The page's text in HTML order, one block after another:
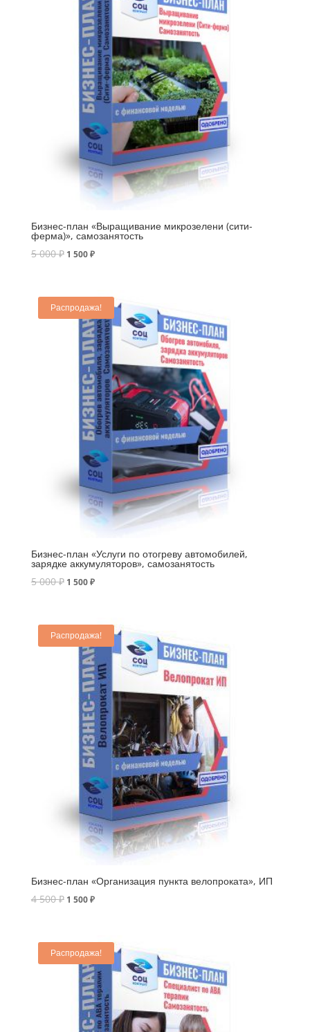
Бизнес-план «Выращивание микрозелени (сити-
ферма)», самозанятость
5 000₽ 1 500₽
Распродажа!
Бизнес-план «Услуги по отогреву автомобилей,
зарядке аккумуляторов», самозанятость
5 000₽ 1 500₽
Распродажа!
Бизнес-план «Организация пункта велопроката», ИП
4 500₽ 1 500₽
Распродажа!